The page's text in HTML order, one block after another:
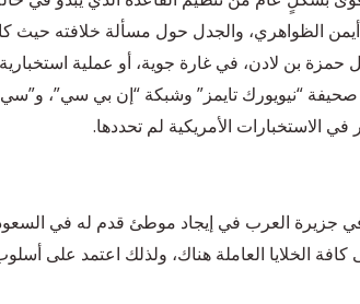
الظواهري، والجدل حول مسألة خلافته حيث
حمزة بن لادن، في غارة جوية، أو عملية استخبارية
“نيويورك تايمز” وشبكة “إن بي سي”، و”سي
جزيرة العرب في إيجاد موطئ قدم له في
الخلايا العاملة هناك، ولذلك اعتمد على